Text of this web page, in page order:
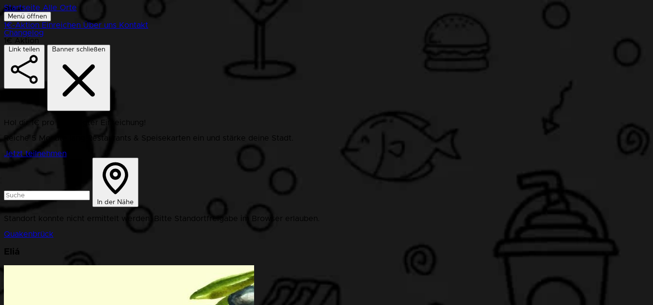
Startseite Alle Orte
Menü öffnen
1€-Aktion Einreichen Über uns Kontakt
Changelog
1€ Aktion
Link teilen Banner schließen
Hol dir 1€ pro bestätigter Einreichung!
Reiche 5 Monate lang Restaurants & Speisekarten ein und stärke deine Stadt.
Jetzt teilnehmen
In der Nähe
Standort konnte nicht ermittelt werden. Bitte Standortfreigabe im Browser erlauben.
Quakenbrück
Eliá